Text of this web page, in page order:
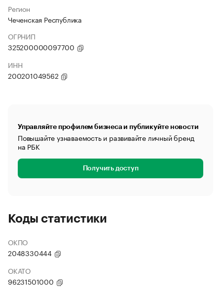
Регион
Чеченская Республика
ОГРНИП
325200000097700
ИНН
200201049562
Управляйте профилем бизнеса и публикуйте новости
Повышайте узнаваемость и развивайте личный бренд
на РБК
Получить доступ
Коды статистики
ОКПО
2048330444
ОКАТО
96231501000